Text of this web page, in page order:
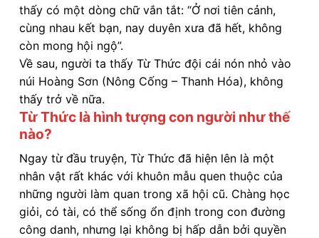
thấy có một dòng chữ vắn tắt: “Ở nơi tiên cảnh,
cùng nhau kết bạn, nay duyên xưa đã hết, không
còn mong hội ngộ”.
Về sau, người ta thấy Từ Thức đội cái nón nhỏ vào
núi Hoàng Sơn (Nông Cống – Thanh Hóa), không
thấy trở về nữa.
Từ Thức là hình tượng con người như thế
nào?
Ngay từ đầu truyện, Từ Thức đã hiện lên là một
nhân vật rất khác với khuôn mẫu quen thuộc của
những người làm quan trong xã hội cũ. Chàng học
giỏi, có tài, có thể sống ổn định trong con đường
công danh, nhưng lại không bị hấp dẫn bởi quyền